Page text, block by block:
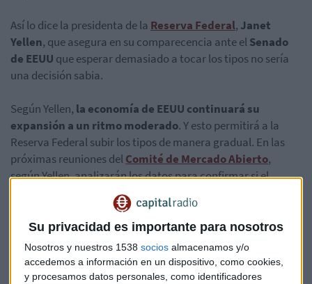
Su privacidad es importante para nosotros
Nosotros y nuestros 1538 socios almacenamos y/o
accedemos a información en un dispositivo, como cookies,
y procesamos datos personales, como identificadores
Así lo dice la presidenta de la Reserva Federal, Janet
Yellen, que asegura en su comparecencia ante elSenado
de EEUU que esperar demasiado a tocar los tipos no sería
una decisión sabia.
Según Yellen, la economía de EEUU continuará su
expansión a un ritmo moderado. Y esto permitirá a la
Reserva Federal subir los tipos de manera gradual. En las
próximas reuniones delComité de Mercado Abierto,
según Yellen, analizarán los datos para confirmar si el
marcado laboral sigue fortaleciéndose y si la inflación se
mueve hacia el objetivo del 2% establecido por el Banco
Central estadounidense. Si esto ocurre, añade, "sería
apropiado elevar los tipos".La próxima reunióndel FOMC
se celebrará los próximos14 y 15 de marzoy a su
conclusión está prevista unarueda de prensade Yellen.